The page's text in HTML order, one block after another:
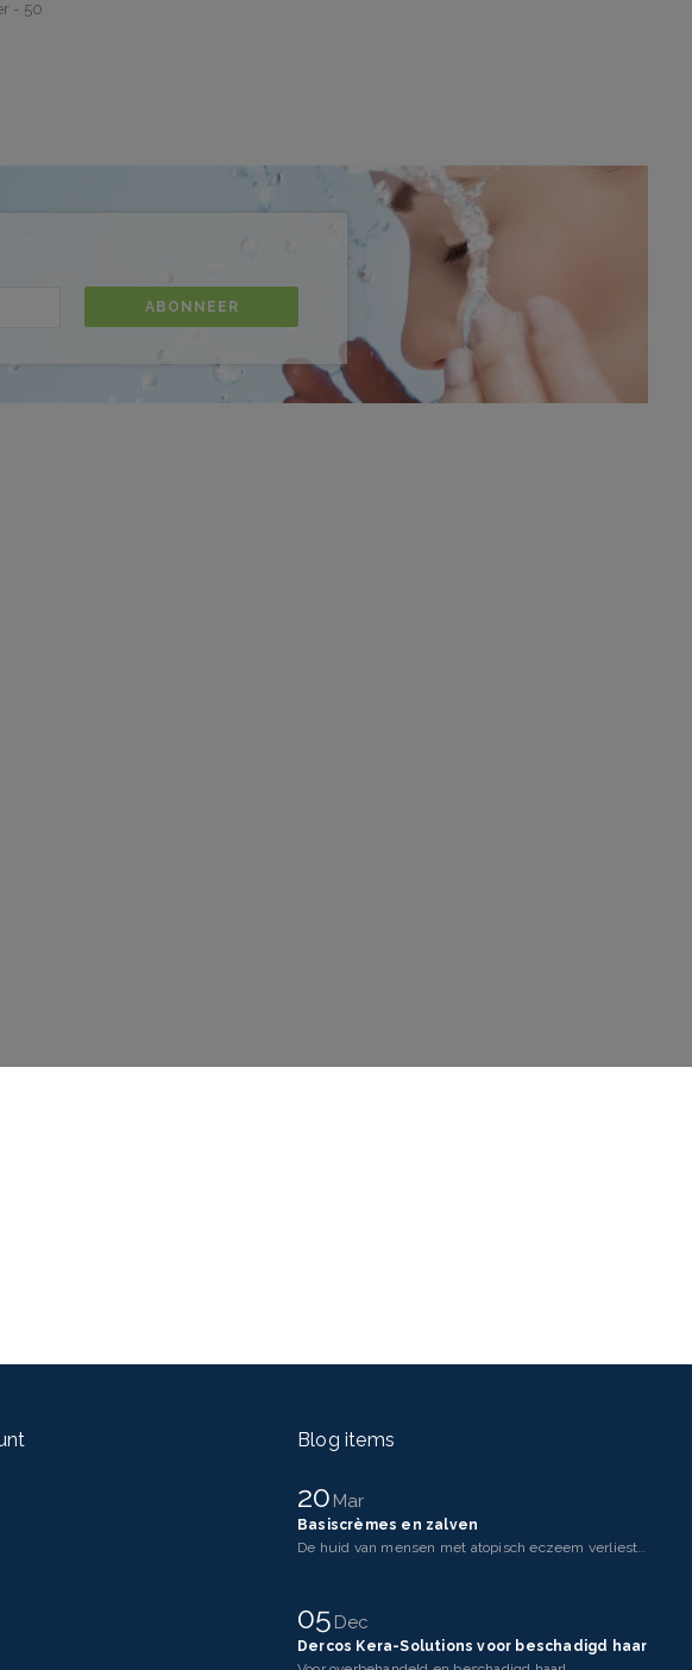
- 50
ABONNEER
Blog items
20Mar
Basiscrèmes en zalven
De huid van mensen met atopisch eczeem verliest makkelijker vocht dan een gezonde huid. Dit komt doo
05Dec
Dercos Kera-Solutions voor beschadigd haar